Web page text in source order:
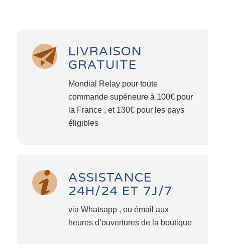
LIVRAISON
GRATUITE
Mondial Relay pour toute
commande supérieure à 100€ pour
la France , et 130€ pour les pays
éligibles
ASSISTANCE
24H/24 ET 7J/7
via Whatsapp , ou émail aux
heures d’ouvertures de la boutique